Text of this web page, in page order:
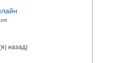
назад)